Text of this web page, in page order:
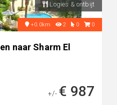
Logies & ontbijt
+0.0km 2 0 0
naar Sharm El
+/- € 987